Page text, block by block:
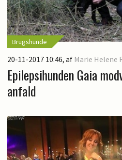
Brugshunde
20-11-2017 10:46, af Marie Helene
Epilepsihunden Gaia
anfald